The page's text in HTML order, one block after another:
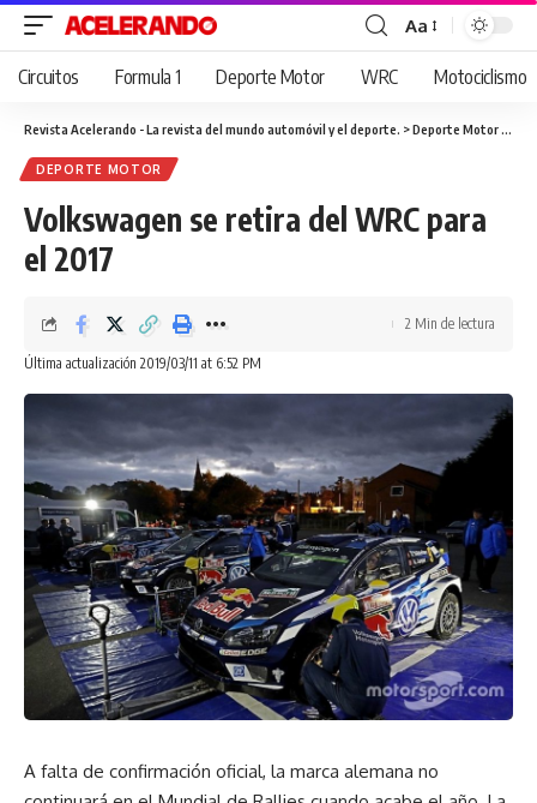
Cambiar
tamaño
fuente
Aa
Circuitos Formula 1 Deporte Motor WRC Motociclismo
Revista Acelerando - La revista del mundo automóvil y el deporte. >Deporte Motor
DEPORTE MOTOR
Volkswagen se retira del WRC para
el 2017
Última actualización 2019/03/11 at 6:52 PM
2 Min de lectura
A falta de confirmación oficial, la marca alemana no